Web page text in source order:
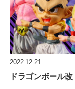
2022.12.21
ドラゴンボール